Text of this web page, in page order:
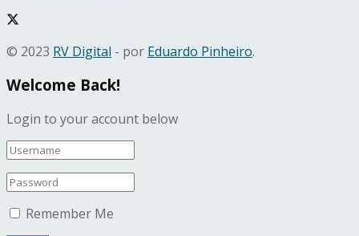
© 2023 RV Digital - por Eduardo Pinheiro.
Welcome Back!
Login to your account below
Remember Me